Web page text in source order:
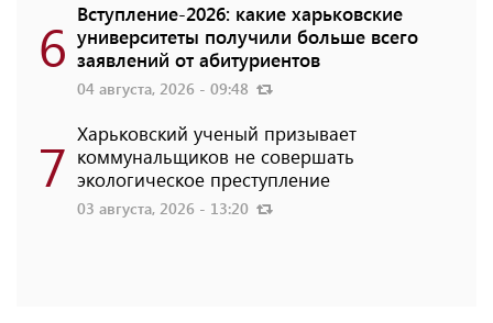
6 Вступление-2026: какие харьковские
университеты получили больше всего
заявлений от абитуриентов
04 августа, 2026 - 09:48
7 Харьковский ученый призывает
коммунальщиков не совершать
экологическое преступление
03 августа, 2026 - 13:20